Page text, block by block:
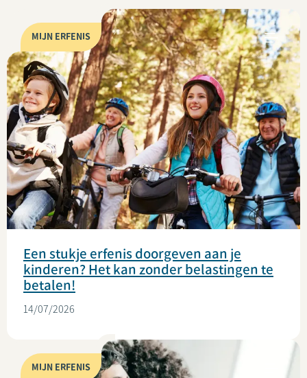
MIJN ERFENIS
Een stukje erfenis doorgeven aan je
kinderen? Het kan zonder belastingen te
betalen!
14/07/2026
MIJN ERFENIS